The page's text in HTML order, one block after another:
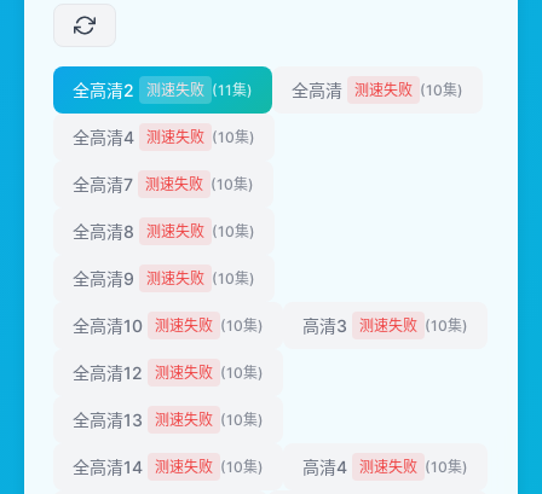
全高清2 测速失败 (11集) 全高清 测速失败 (10集)
全高清4 测速失败 (10集)
全高清7 测速失败 (10集)
全高清8 测速失败 (10集)
全高清9 测速失败 (10集)
全高清10 测速失败 (10集) 高清3 测速失败 (10集)
全高清12 测速失败 (10集)
全高清13 测速失败 (10集)
全高清14 测速失败 (10集) 高清4 测速失败 (10集)